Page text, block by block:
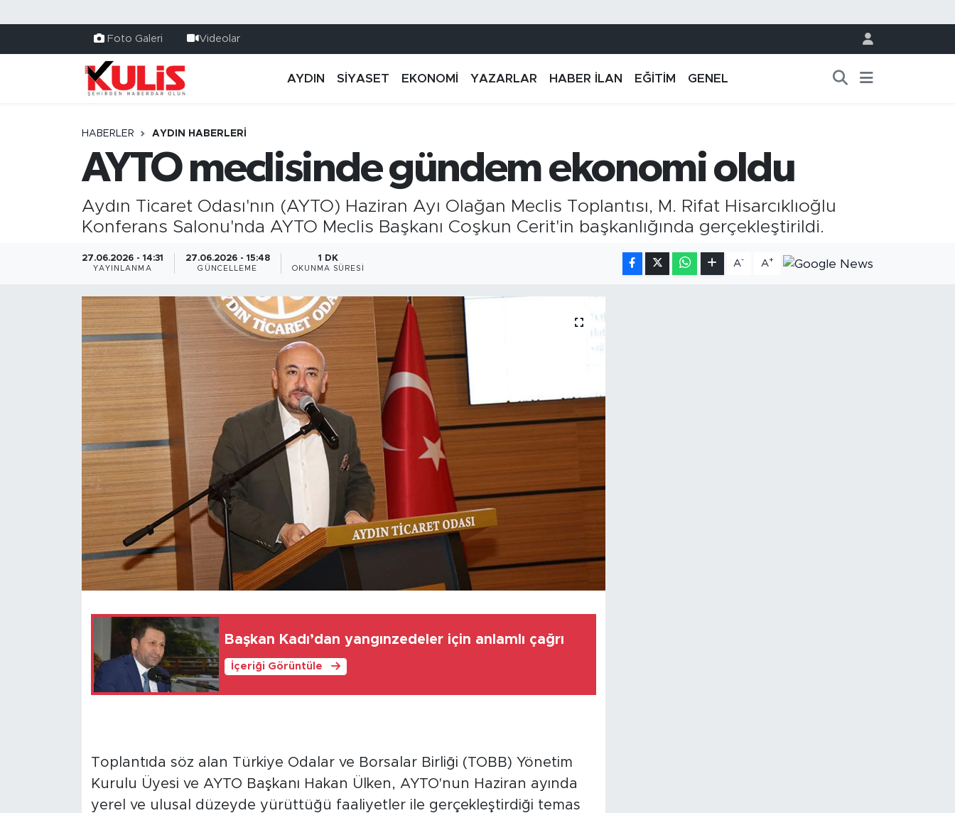
Foto Galeri Videolar
AYDIN SİYASET EKONOMİ YAZARLAR HABER İLAN EĞİTİM GENEL
HABERLER AYDIN HABERLERI
AYTO meclisinde gündem ekonomi oldu
Aydın Ticaret Odası'nın (AYTO) Haziran Ayı Olağan Meclis Toplantısı, M. Rifat Hisarcıklıoğlu
Konferans Salonu'nda AYTO Meclis Başkanı Coşkun Cerit'in başkanlığında gerçekleştirildi.
27.06.2026 - 14:31
YAYINLANMA
27.06.2026 - 15:48
GÜNCELLEME
1 DK
OKUNMA SÜRESI
A- A+
Başkan Kadı’dan yangınzedeler için anlamlı çağrı
İçeriği Görüntüle
Toplantıda söz alan Türkiye Odalar ve Borsalar Birliği (TOBB) Yönetim
Kurulu Üyesi ve AYTO Başkanı Hakan Ülken, AYTO'nun Haziran ayında
yerel ve ulusal düzeyde yürüttüğü faaliyetler ile gerçekleştirdiği temas